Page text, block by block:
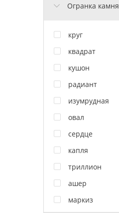
Огранка камня
круг
квадрат
кушон
радиант
изумрудная
овал
сердце
капля
триллион
ашер
маркиз